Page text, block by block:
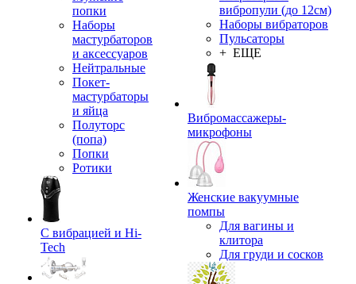
попки
Наборы
мастурбаторов
и аксессуаров
Нейтральные
Покет-
мастурбаторы
и яйца
Полуторс
(попа)
Попки
Ротики
С вибрацией и Hi-
Tech
вибропули (до 12см)
Наборы вибраторов
Пульсаторы
+ ЕЩЕ
Вибромассажеры-
микрофоны
Женские вакуумные
помпы
Для вагины и
клитора
Для груди и сосков